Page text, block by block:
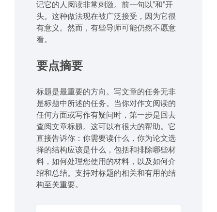
记它的人阅读非常刺激。前一句以”和”开
头。这种做法现在被广泛接受，因为它很
有意义。然而，有些导师可能仍然不愿意
看。
要点摘要
标题是最重要的方向。写文章的任务无非
是标题中所述的任务。当你对作文阅读的
任何方面或写作有疑问时，第一步是回去
查阅文章标题。这可以有很大的帮助。它
直接告诉你：你需要读什么，你为论文选
择的结构应该是什么，包括和排除哪些材
料，如何处理您使用的材料，以及如何介
绍和总结。支持对标题的相关和有用的结
构至关重要。